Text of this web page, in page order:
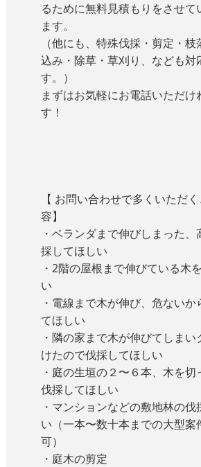
るために無料見積もりをさせて
ます。
（他にも、特殊伐採・剪定・枝
込み・除草・草刈り、なども対
す。）
まずはお気軽にお電話いただけ
す！
【 お問い合わせで多くいただ
容】
・ベランダまで伸びしまった
採してほしい
・2階の屋根まで伸びている木
い
・電線まで木が伸び、危ないか
てほしい
・隣の家まで木が伸びてしま
けたので伐採してほしい
・庭の生垣の２〜６本、木を切
伐採してほしい
・マンションなどの敷地林の伐
い（一本〜数十本までの大型案
可）
・庭木の剪定